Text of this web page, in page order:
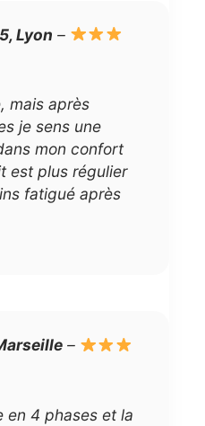
Lyon –
mais après
je sens une
mon confort
est plus régulier
fatigué après
–
en 4 phases et la